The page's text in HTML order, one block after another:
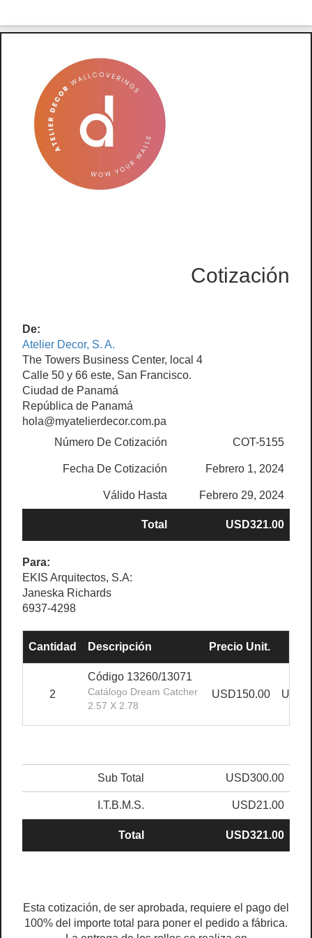
Cotización
De:
Atelier Decor, S. A.
The Towers Business Center, local 4
Calle 50 y 66 este, San Francisco.
Ciudad de Panamá
República de Panamá
hola@myatelierdecor.com.pa
Número De Cotización
COT-5155
Fecha De Cotización Febrero 1, 2024
Válido Hasta Febrero 29, 2024
Total USD321.00
Para:
EKIS Arquitectos, S.A:
Janeska Richards
6937-4298
Cantidad Descripción Precio Unit.
2
Código 13260/13071
Catálogo Dream Catcher
2.57 X 2.78
USD150.00
Sub Total USD300.00
I.T.B.M.S. USD21.00
Total USD321.00
Esta cotización, de ser aprobada, requiere el pago del
100% del importe total para poner el pedido a fábrica.